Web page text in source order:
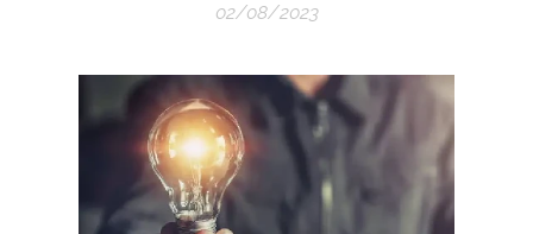
02/08/2023